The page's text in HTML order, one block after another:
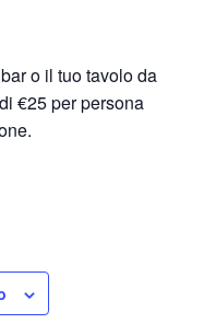
o il tuo tavolo da
€25 per persona